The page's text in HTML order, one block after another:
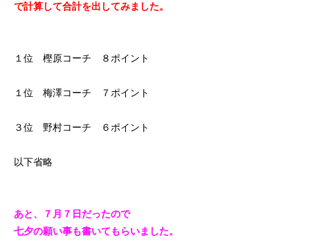
で計算して合計を出してみました。
１位 樫原コーチ ８ポイント
１位 梅澤コーチ ７ポイント
３位 野村コーチ ６ポイント
以下省略
あと、７月７日だったので
七夕の願い事も書いてもらいました。